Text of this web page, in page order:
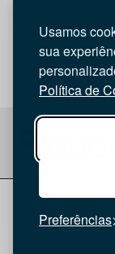
Usamos
sua
Política de
Preferências
Política de